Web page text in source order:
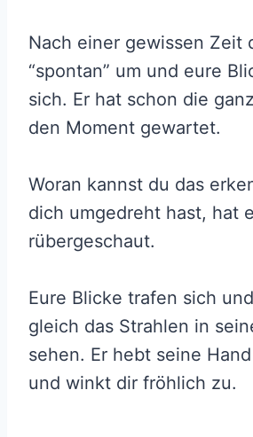
Nach einer gewissen Zeit
“spontan” um und eure
sich. Er hat schon die
den Moment gewartet.
Woran kannst du das
dich umgedreht hast, hat
rübergeschaut.
Eure Blicke trafen sich
gleich das Strahlen in
sehen. Er hebt seine
und winkt dir fröhlich zu.